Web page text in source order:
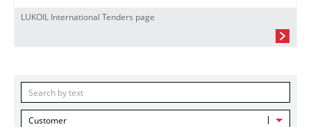
LUKOIL International Tenders page
Customer